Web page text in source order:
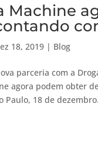
Machine
18, 2019 | Blog
parceria com a
agora podem obter
Paulo, 18 de